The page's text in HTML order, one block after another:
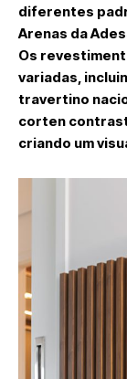
diferentes
Arenas da
Os
variadas,
travertino
corten
criando um